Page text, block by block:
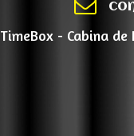
TimeBox - Cabina